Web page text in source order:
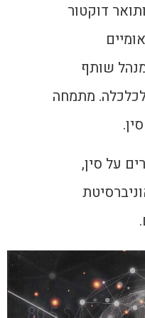
דוקטור
שותף
מתמחה
על סין,